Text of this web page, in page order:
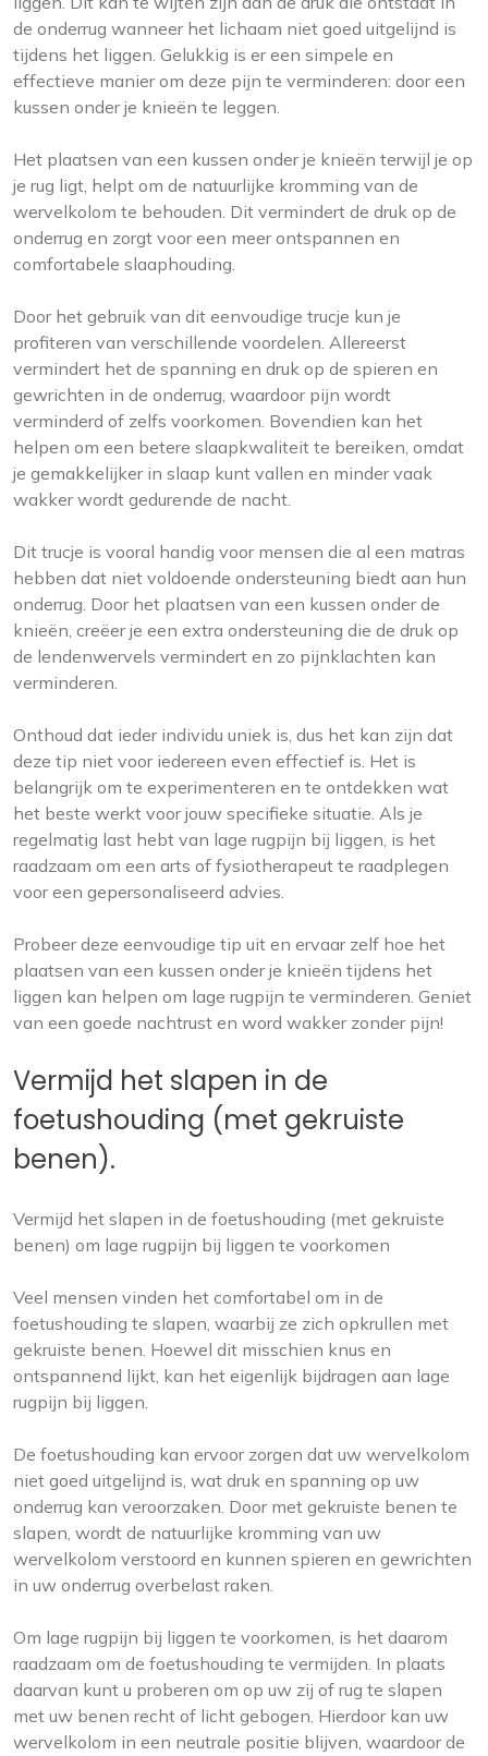
de onderrug wanneer het lichaam niet goed uitgelijnd is
tijdens het liggen. Gelukkig is er een simpele en
effectieve manier om deze pijn te verminderen: door een
kussen onder je knieën te leggen.
Het plaatsen van een kussen onder je knieën terwijl je op
je rug ligt, helpt om de natuurlijke kromming van de
wervelkolom te behouden. Dit vermindert de druk op de
onderrug en zorgt voor een meer ontspannen en
comfortabele slaaphouding.
Door het gebruik van dit eenvoudige trucje kun je
profiteren van verschillende voordelen. Allereerst
vermindert het de spanning en druk op de spieren en
gewrichten in de onderrug, waardoor pijn wordt
verminderd of zelfs voorkomen. Bovendien kan het
helpen om een betere slaapkwaliteit te bereiken, omdat
je gemakkelijker in slaap kunt vallen en minder vaak
wakker wordt gedurende de nacht.
Dit trucje is vooral handig voor mensen die al een matras
hebben dat niet voldoende ondersteuning biedt aan hun
onderrug. Door het plaatsen van een kussen onder de
knieën, creëer je een extra ondersteuning die de druk op
de lendenwervels vermindert en zo pijnklachten kan
verminderen.
Onthoud dat ieder individu uniek is, dus het kan zijn dat
deze tip niet voor iedereen even effectief is. Het is
belangrijk om te experimenteren en te ontdekken wat
het beste werkt voor jouw specifieke situatie. Als je
regelmatig last hebt van lage rugpijn bij liggen, is het
raadzaam om een arts of fysiotherapeut te raadplegen
voor een gepersonaliseerd advies.
Probeer deze eenvoudige tip uit en ervaar zelf hoe het
plaatsen van een kussen onder je knieën tijdens het
liggen kan helpen om lage rugpijn te verminderen. Geniet
van een goede nachtrust en word wakker zonder pijn!
Vermijd het slapen in de
foetushouding (met gekruiste
benen).
Vermijd het slapen in de foetushouding (met gekruiste
benen) om lage rugpijn bij liggen te voorkomen
Veel mensen vinden het comfortabel om in de
foetushouding te slapen, waarbij ze zich opkrullen met
gekruiste benen. Hoewel dit misschien knus en
ontspannend lijkt, kan het eigenlijk bijdragen aan lage
rugpijn bij liggen.
De foetushouding kan ervoor zorgen dat uw wervelkolom
niet goed uitgelijnd is, wat druk en spanning op uw
onderrug kan veroorzaken. Door met gekruiste benen te
slapen, wordt de natuurlijke kromming van uw
wervelkolom verstoord en kunnen spieren en gewrichten
in uw onderrug overbelast raken.
Om lage rugpijn bij liggen te voorkomen, is het daarom
raadzaam om de foetushouding te vermijden. In plaats
daarvan kunt u proberen om op uw zij of rug te slapen
met uw benen recht of licht gebogen. Hierdoor kan uw
wervelkolom in een neutrale positie blijven, waardoor de